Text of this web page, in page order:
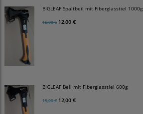
BIGLEAF Spaltbeil mit Fiberglasstiel 1000g
15,00 € 12,00 €
BIGLEAF Beil mit Fiberglasstiel 600g
15,00 € 12,00 €